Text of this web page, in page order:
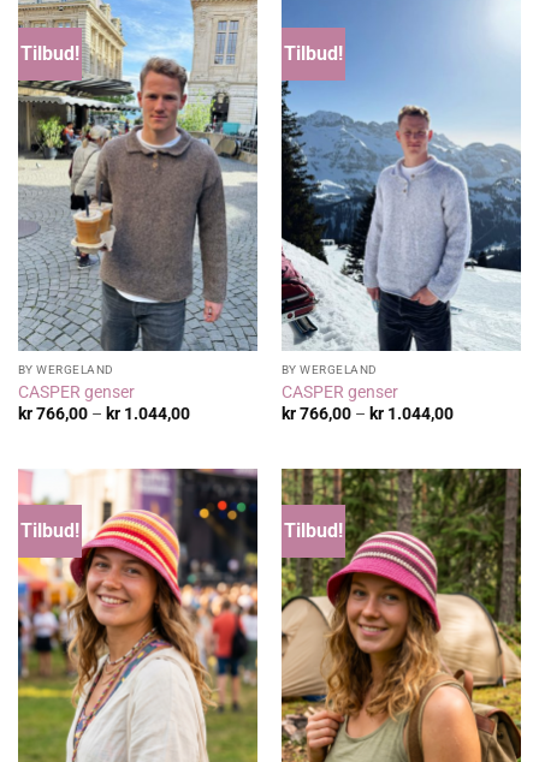
Tilbud!
BY WERGELAND
CASPER genser
kr766,00 – kr1.044,00Prisområde:
Tilbud!
BY WERGELAND
CASPER genser
kr766,00 – kr1.044,00
Tilbud! Tilbud!